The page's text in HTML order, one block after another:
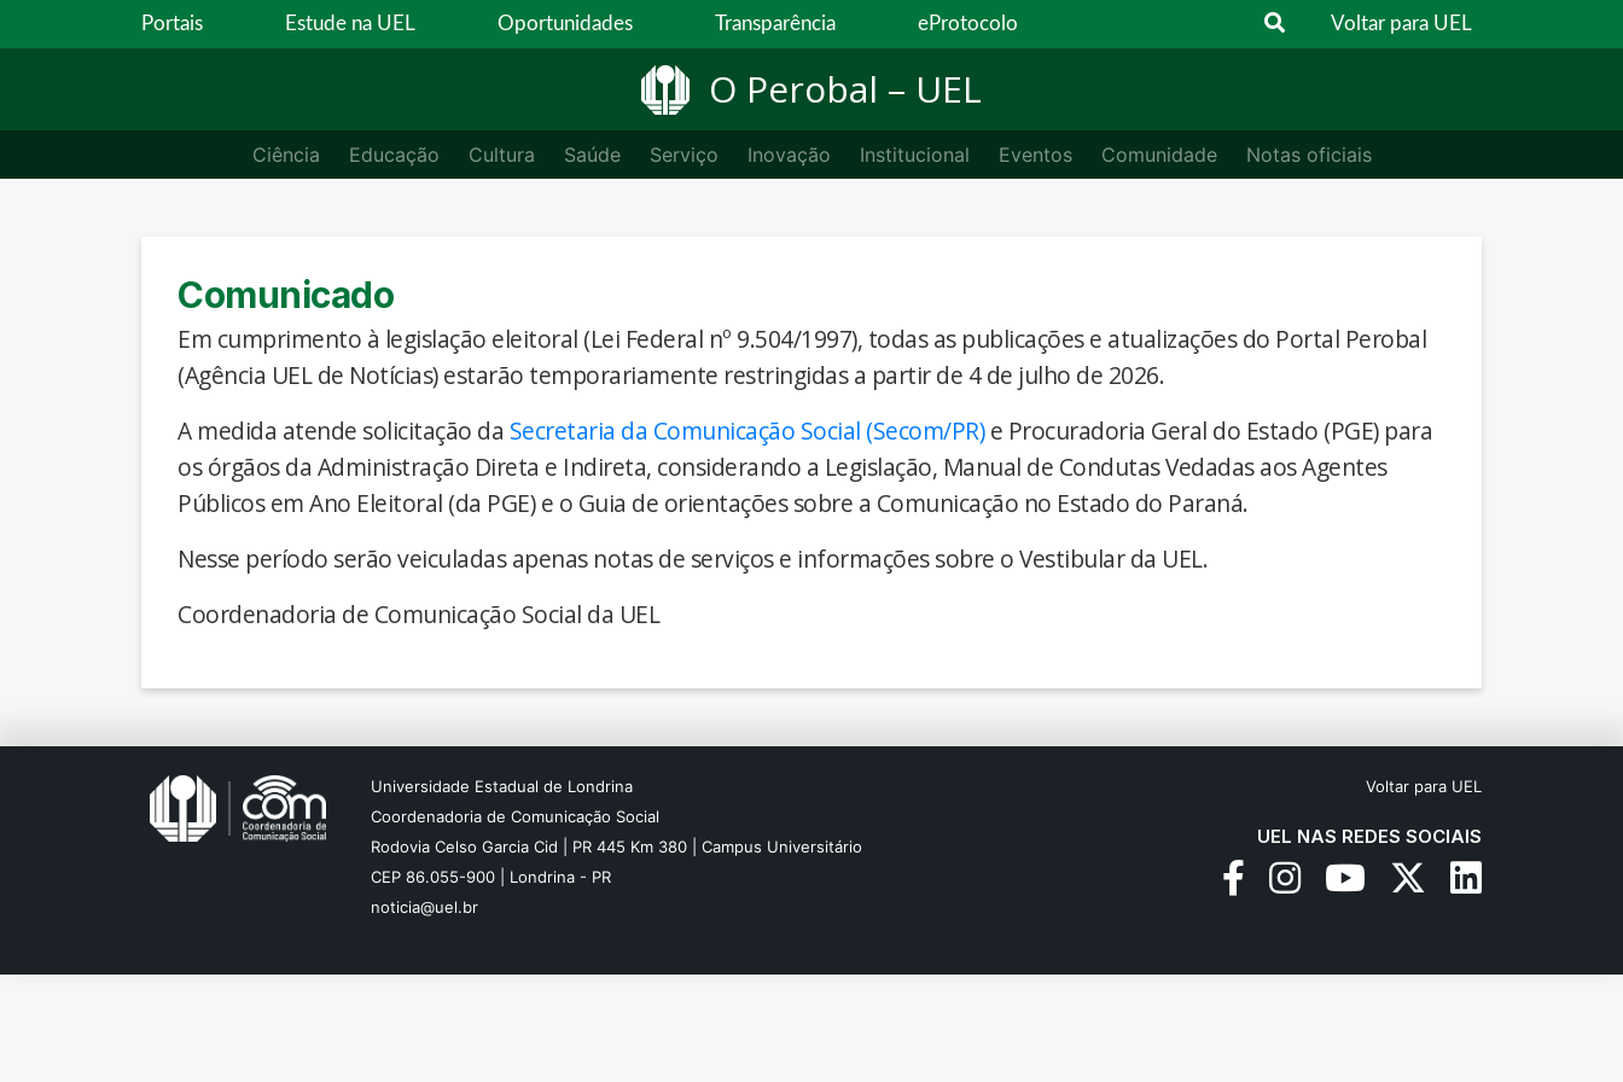
Portais Estude na UEL Oportunidades Transparência eProtocolo Voltar para UEL
O Perobal – UEL
Ciência Educação Cultura Saúde Serviço Inovação Institucional Eventos Comunidade Notas oficiais
Comunicado
Em cumprimento à legislação eleitoral (Lei Federal nº 9.504/1997), todas as publicações e atualizações do Portal Perobal
(Agência UEL de Notícias) estarão temporariamente restringidas a partir de 4 de julho de 2026.
A medida atende solicitação da Secretaria da Comunicação Social (Secom/PR)e Procuradoria Geral do Estado (PGE) para
os órgãos da Administração Direta e Indireta, considerando a Legislação, Manual de Condutas Vedadas aos Agentes
Públicos em Ano Eleitoral (da PGE) e o Guia de orientações sobre a Comunicação no Estado do Paraná.
Nesse período serão veiculadas apenas notas de serviços e informações sobre o Vestibular da UEL.
Coordenadoria de Comunicação Social da UEL
Universidade Estadual de Londrina
Coordenadoria de Comunicação Social
Rodovia Celso Garcia Cid | PR 445 Km 380 | Campus Universitário
CEP 86.055-900 | Londrina - PR
noticia@uel.br
Voltar para UEL
UEL NAS REDES SOCIAIS